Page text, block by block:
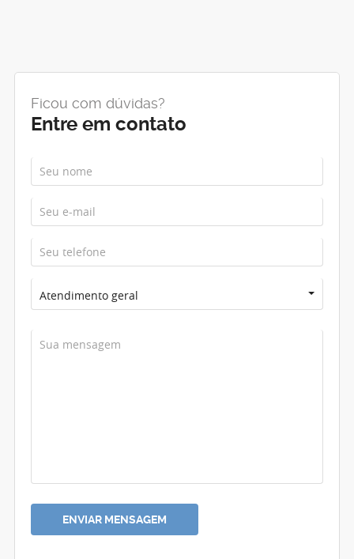
Ficou com dúvidas?
Entre em contato
Atendimento geral